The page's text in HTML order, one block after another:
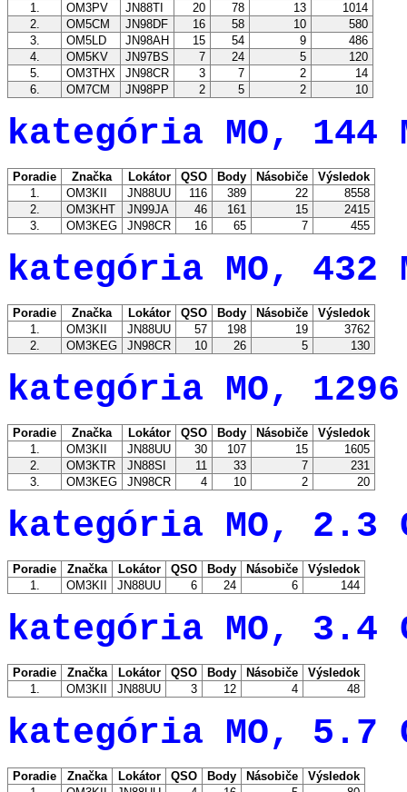
1.
OM3PV JN88TI 20 78 13
1014
2.
OM5CM JN98DF 16 58 10
580
3.
OM5LD JN98AH 15 54 9
486
4.
OM5KV JN97BS 7 24 5
120
5.
OM3THX JN98CR 3 7 2
14
6.
OM7CM JN98PP 2 5 2 10
kategória MO, 144
Poradie Značka Lokátor QSO Body Násobiče
Výsledok
1.
OM3KII JN88UU 116 389 22
8558
2.
OM3KHT JN99JA 46 161 15
2415
3.
OM3KEG JN98CR 16 65 7 455
kategória MO, 432
Poradie Značka Lokátor QSO Body Násobiče
Výsledok
1.
OM3KII JN88UU 57 198 19
3762
2.
OM3KEG JN98CR 10 26 5 130
kategória MO, 1296
Poradie Značka Lokátor QSO Body Násobiče
Výsledok
1.
OM3KII JN88UU 30 107 15
1605
2.
OM3KTR JN88SI 11 33 7
231
3.
OM3KEG JN98CR 4 10 2 20
kategória MO, 2.3
Poradie Značka Lokátor QSO Body Násobiče
Výsledok
1.
OM3KII JN88UU 6 24 6 144
kategória MO, 3.4
Poradie Značka Lokátor QSO Body Násobiče
Výsledok
1.
OM3KII JN88UU 3 12 4 48
kategória MO, 5.7
Poradie Značka Lokátor QSO Body Násobiče
Výsledok